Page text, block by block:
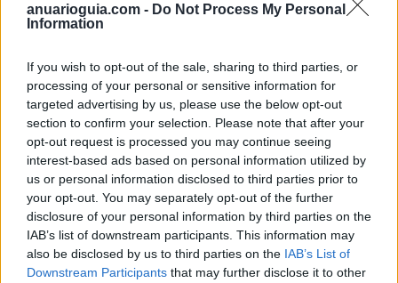
anuarioguia.com - Do Not Process My Personal
Information
If you wish to opt-out of the sale, sharing to third parties, or
processing of your personal or sensitive information for
targeted advertising by us, please use the below opt-out
section to confirm your selection. Please note that after your
opt-out request is processed you may continue seeing
interest-based ads based on personal information utilized by
us or personal information disclosed to third parties prior to
your opt-out. You may separately opt-out of the further
disclosure of your personal information by third parties on the
IAB’s list of downstream participants. This information may
also be disclosed by us to third parties on the IAB’s List of
Downstream Participants that may further disclose it to other
Reserva de Dominio de un Coche: Toda la
información
Información
2022AGO 2